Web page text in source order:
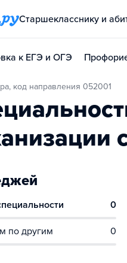
Старшекласснику и
к ЕГЭ и ОГЭ
код направления 052001
0
по другим 0